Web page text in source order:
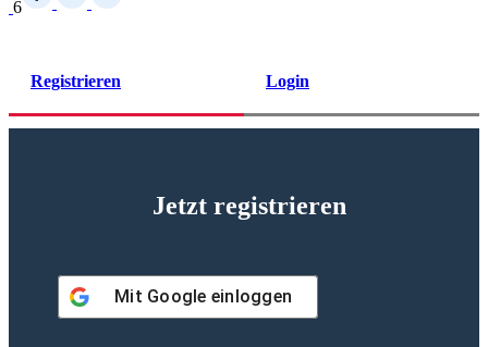
6
Registrieren Login
Jetzt registrieren
Mit Google einloggen